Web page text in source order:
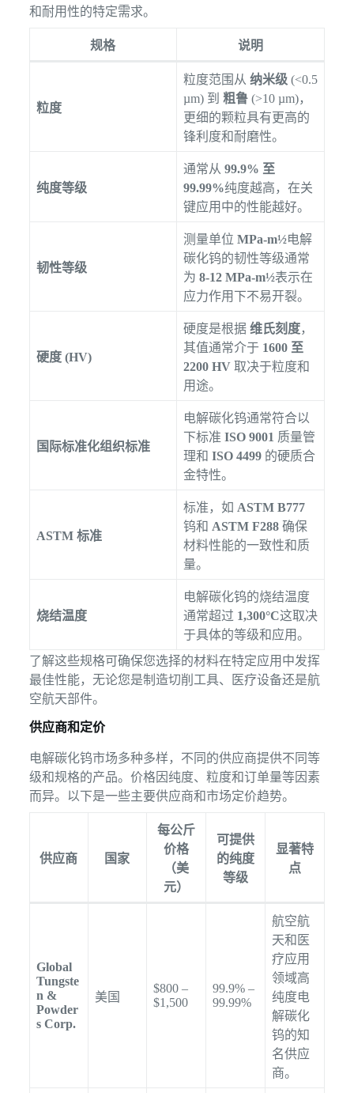
和耐用性的特定需求。
规格 说明
粒度
粒度范围从 纳米级(<0.5
µm) 到 粗鲁(>10 µm)，
更细的颗粒具有更高的
锋利度和耐磨性。
纯度等级
通常从 99.9% 至
99.99%纯度越高，在关
键应用中的性能越好。
韧性等级
测量单位 MPa-m½电解
碳化钨的韧性等级通常
为 8-12 MPa-m½表示在
应力作用下不易开裂。
硬度 (HV)
硬度是根据 维氏刻度，
其值通常介于 1600 至
2200 HV取决于粒度和
用途。
国际标准化组织标准
电解碳化钨通常符合以
下标准 ISO 9001 质量管
理和 ISO 4499的硬质合
金特性。
ASTM 标准
标准，如 ASTM B777
钨和 ASTM F288确保
材料性能的一致性和质
量。
烧结温度
电解碳化钨的烧结温度
通常超过 1,300°C这取决
于具体的等级和应用。
了解这些规格可确保您选择的材料在特定应用中发挥
最佳性能，无论您是制造切削工具、医疗设备还是航
空航天部件。
供应商和定价
电解碳化钨市场多种多样，不同的供应商提供不同等
级和规格的产品。价格因纯度、粒度和订单量等因素
而异。以下是一些主要供应商和市场定价趋势。
供应商 国家
每公斤
价格
（美
元）
可提供
的纯度
等级
显著特
点
Global
Tungste
n &
Powder
s Corp.
美国
$800 –
$1,500
99.9% –
99.99%
航空航
天和医
疗应用
领域高
纯度电
解碳化
钨的知
名供应
商。